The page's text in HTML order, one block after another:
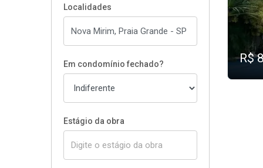
Localidades
Em condomínio fechado?
Estágio da obra
R$